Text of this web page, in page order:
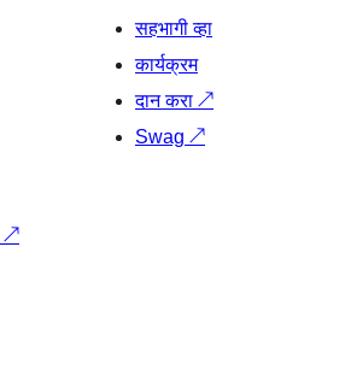
सहभागी व्हा
कार्यक्रम
दान करा ↗
Swag ↗
↗